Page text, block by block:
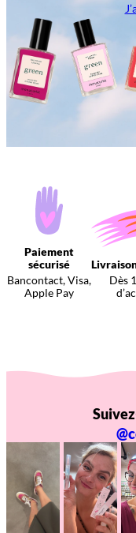
Paiement
sécurisé
Bancontact, Visa,
Apple Pay
Dès